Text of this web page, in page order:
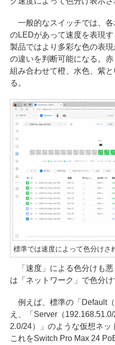
一般的なスイッチでは、
のLEDがあって速度を表現
製品ではより多彩な色の表
の違いを判断可能になる。
組み合わせて橙、水色、紫
る。
標準では速度によって色分けさ
「速度」による色分けも
は「ネットワーク」で色分け
例えば、標準の「Default
え、「Server（
2.0/24）」のような仮想ネッ
これをSwitch Pro Max 24